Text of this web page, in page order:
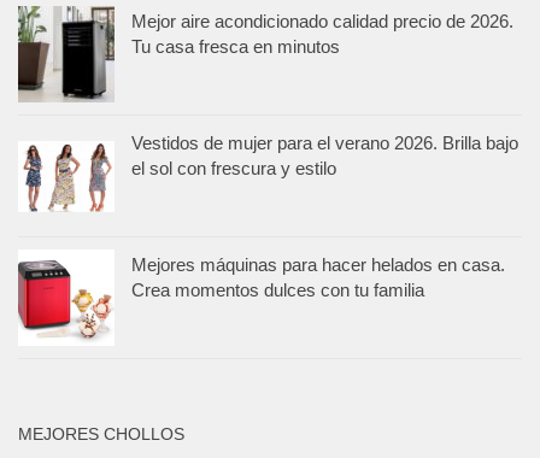
Mejor aire acondicionado calidad precio de 2026.
Tu casa fresca en minutos
Vestidos de mujer para el verano 2026. Brilla bajo
el sol con frescura y estilo
Mejores máquinas para hacer helados en casa.
Crea momentos dulces con tu familia
MEJORES CHOLLOS